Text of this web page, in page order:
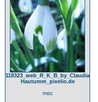
118323_web_R_K_B_by_Claudia
Hautumm_pixelio.de
mec